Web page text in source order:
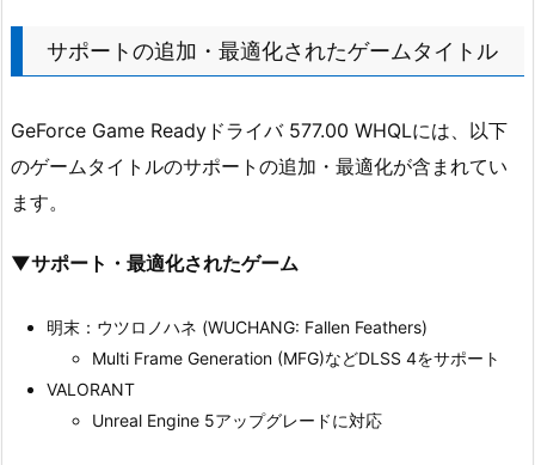
サポートの追加・最適化されたゲームタイトル
GeForce Game Readyドライバ 577.00 WHQLには、以下
のゲームタイトルのサポートの追加・最適化が含まれてい
ます。
▼サポート・最適化されたゲーム
明末：ウツロノハネ (WUCHANG: Fallen Feathers)
Multi Frame Generation (MFG)などDLSS 4をサポート
VALORANT
Unreal Engine 5アップグレードに対応